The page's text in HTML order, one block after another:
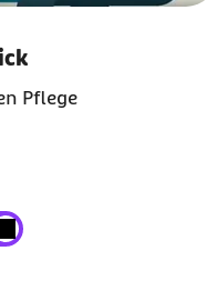
Pflege